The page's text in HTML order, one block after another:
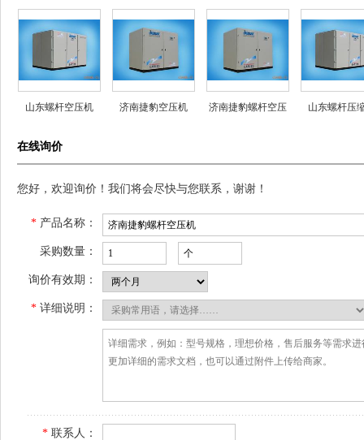
山东螺杆空压机 济南捷豹空压机 济南捷豹螺杆空压 山东螺杆压
在线询价
您好，欢迎询价！我们将会尽快与您联系，谢谢！
* 产品名称：
采购数量：
询价有效期：
* 详细说明：
* 联系人：